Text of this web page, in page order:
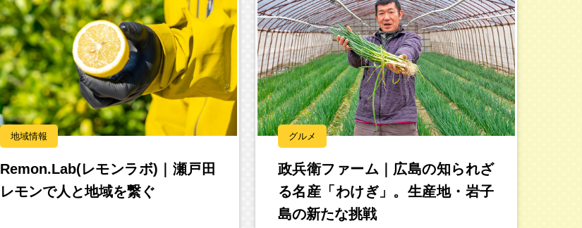
地域情報
Remon.Lab(レモンラボ)｜瀬戸田
レモンで人と地域を繋ぐ
グルメ
政兵衛ファーム｜広島の知られざ
る名産「わけぎ」。生産地・岩子
島の新たな挑戦